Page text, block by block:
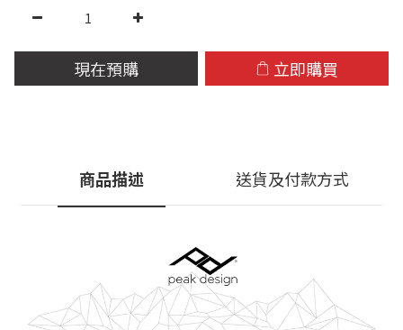
現在預購 立即購買
商品描述 送貨及付款方式